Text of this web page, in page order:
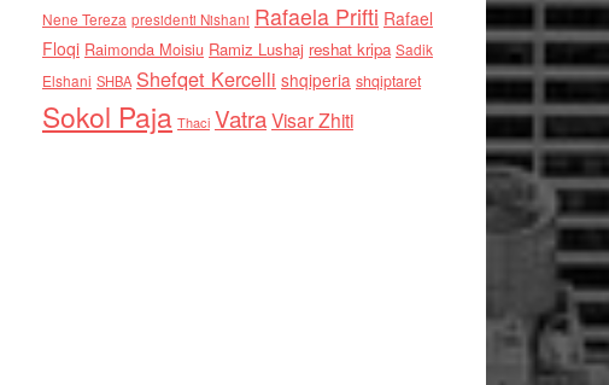
Nene Tereza presidenti Nishani Rafaela Prifti Rafael
Floqi Raimonda Moisiu Ramiz Lushaj reshat kripa Sadik
Elshani SHBA Shefqet Kercelli shqiperia shqiptaret
Sokol Paja Thaci VatraVisar Zhiti